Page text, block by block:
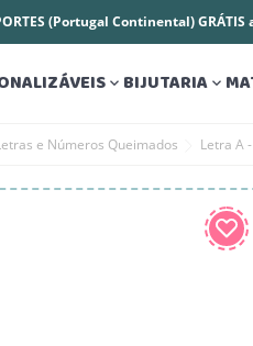
(Portugal Continental)
 BIJUTARIA
e Números Queimados Letra A